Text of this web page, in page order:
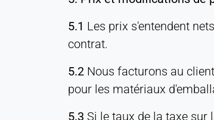
5.1 Les prix s'entendent
contrat.
5.2 Nous facturons au
pour les matériaux
5.3 Si le taux de la taxe